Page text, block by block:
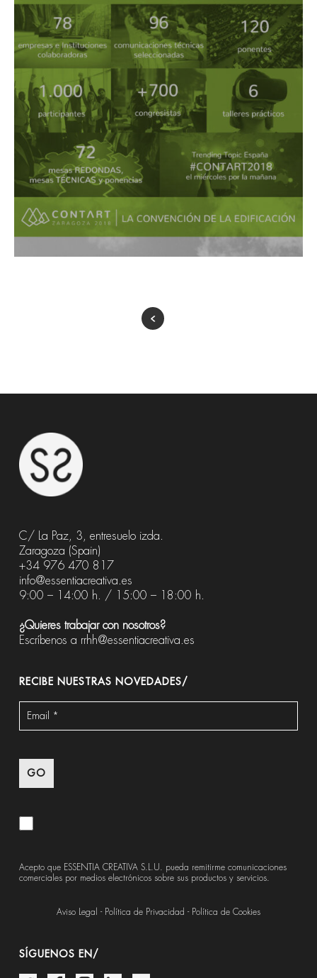
C/ La Paz, 3, entresuelo izda.
Zaragoza (Spain)
+34 976 470 817
info@essentiacreativa.es
9:00 – 14:00 h. / 15:00 – 18:00 h.
¿Quieres trabajar con nosotros?
Escríbenos a rrhh@essentiacreativa.es
RECIBE NUESTRAS NOVEDADES/
Acepto que ESSENTIA CREATIVA S.L.U. pueda remitirme comunicaciones
comerciales por medios electrónicos sobre sus productos y servicios.
Aviso Legal - Política de Privacidad - Política de Cookies
SÍGUENOS EN/